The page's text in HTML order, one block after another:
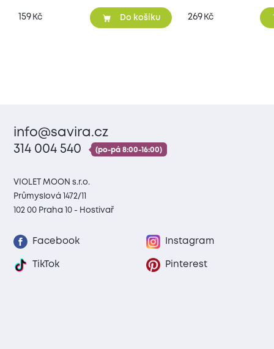
159 Kč Do košíku 269 Kč
info@savira.cz
314 004 540
(po-pá 8:00-16:00)
VIOLET MOON s.r.o.
Průmyslová 1472/11
102 00 Praha 10 - Hostivař
Facebook Instagram
TikTok Pinterest